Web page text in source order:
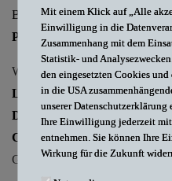
Biotechnologierechts und des
Pinnow
ein Best Lawyer in
Weiterhin wurden Dr.
LL.M.und Dr. David K.
Deckers
und Alexander
Constanze Barufke-Hauptin
Germany™ aufgenommen.
Mit einem Klick auf „Alle
Einwilligung in die
Zusammenhang mit dem
Statistik- und
den eingesetzten Cookies
in die USA
unserer Datenschutzerklärung
Ihre Einwilligung jederzeit
entnehmen. Sie können Ihre
Wirkung für die Zukunft